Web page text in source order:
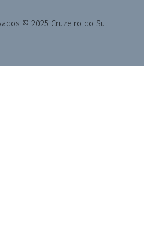
© 2025 Cruzeiro do Sul